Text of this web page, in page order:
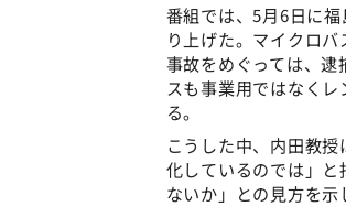
番組では、5月6日に
り上げた。マイクロ
事故をめぐっては、
スも事業用ではなく
る。
こうした中、内田教
化しているのでは」
ないか」との見方を示